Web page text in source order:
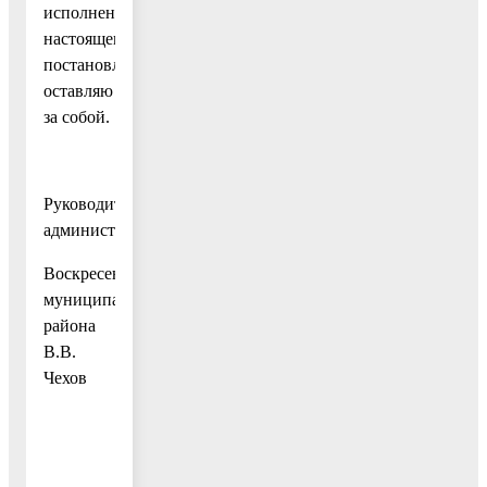
исполнением
настоящего
постановления
оставляю
за собой.
Руководитель
администрации
Воскресенского
муниципального
района
В.В.
Чехов